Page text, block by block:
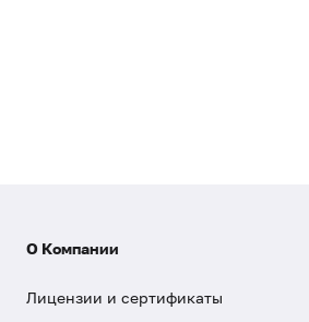
О Компании
Лицензии и сертификаты